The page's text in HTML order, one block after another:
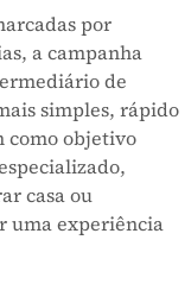
por
a campanha
de
simples, rápido
como objetivo
casa ou
uma experiência